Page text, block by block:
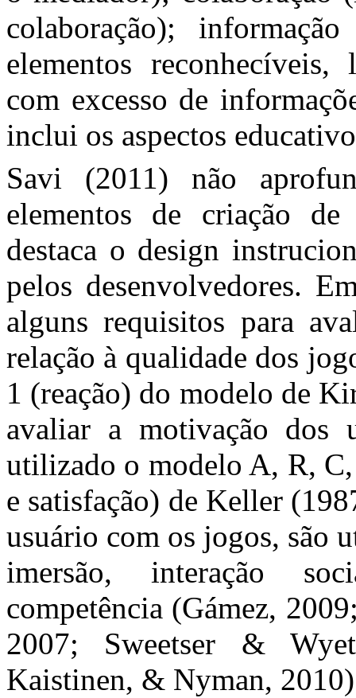
colaboração);
elementos
com excesso de
inclui os aspectos
Savi (2011) não
elementos de criação
destaca o design
pelos desenvolvedores.
alguns requisitos para
relação à qualidade dos
1 (reação) do modelo de
avaliar a motivação dos
utilizado o modelo A, R,
e satisfação) de Keller
usuário com os jogos, são
imersão, interação
competência (Gámez,
2007; Sweetser &
Kaistinen, & Nyman,